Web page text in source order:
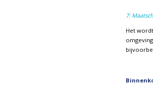
7:
Het